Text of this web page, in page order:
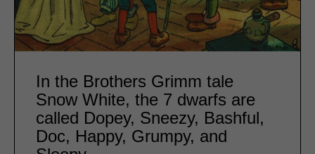
In the Brothers Grimm tale
Snow White, the 7 dwarfs are
called Dopey, Sneezy, Bashful,
Doc, Happy, Grumpy, and